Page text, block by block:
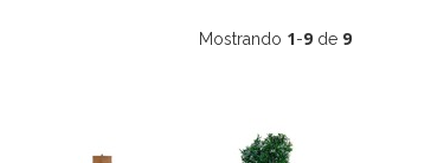
Mostrando 1-9 de 9